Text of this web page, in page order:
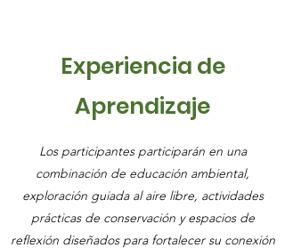
Experiencia de
Aprendizaje
Los participantes participarán en una
combinación de educación ambiental,
exploración guiada al aire libre, actividades
prácticas de conservación y espacios de
reflexión diseñados para fortalecer su conexión